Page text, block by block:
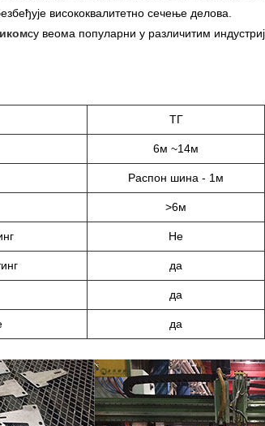
висококвалитетно сечење делова.
су веома популарни у различитим
ТГ
6м ~14м
Распон шина - 1м
>6м
Не
да
да
да